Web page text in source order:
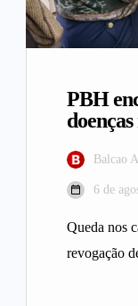
PBH
Balcao
6 de
Queda nos
revogação